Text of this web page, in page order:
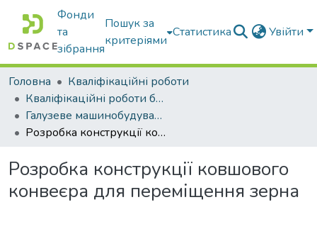
Фонди
та
зібрання
Пошук за
критеріями
Статистика Увійти
Головна
Кваліфікаційні роботи
Кваліфікаційні роботи бакалаврів
Галузеве машинобудування
Розробка конструкції ковшового конвеєра для переміщення зерна
Розробка конструкції ковшового
конвеєра для переміщення зерна